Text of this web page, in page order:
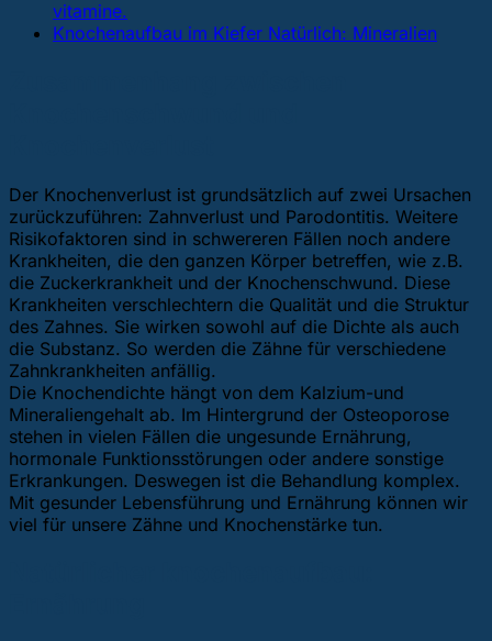
vitamine.
Knochenaufbau im Kiefer Natürlich: Mineralien
Der Knochenverlust ist grundsätzlich auf zwei Ursachen
zurückzuführen: Zahnverlust und Parodontitis. Weitere
Risikofaktoren sind in schwereren Fällen noch andere
Krankheiten, die den ganzen Körper betreffen, wie z.B.
die Zuckerkrankheit und der Knochenschwund. Diese
Krankheiten verschlechtern die Qualität und die Struktur
des Zahnes. Sie wirken sowohl auf die Dichte als auch
die Substanz. So werden die Zähne für verschiedene
Zahnkrankheiten anfällig.
Die Knochendichte hängt von dem Kalzium-und
Mineraliengehalt ab. Im Hintergrund der Osteoporose
stehen in vielen Fällen die ungesunde Ernährung,
hormonale Funktionsstörungen oder andere sonstige
Erkrankungen. Deswegen ist die Behandlung komplex.
Mit gesunder Lebensführung und Ernährung können wir
viel für unsere Zähne und Knochenstärke tun.